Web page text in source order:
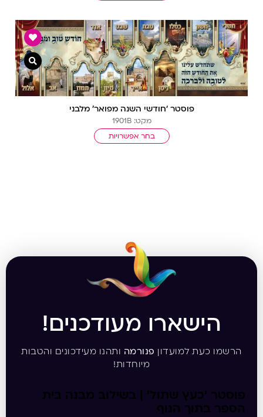
פוסטר ‘חודשי השנה מפואר’ מלבני
מקט: 1901B
בחר אפשרויות
צפייה
הישארו מעודכנים!
הרשמו כעת למועדון פנורמה ותהנו מעידכונים והטבות
מיוחדות!
פוסטר ‘כעץ שתול’ | בשילוב מבנה בית
הספר בתוך הנוף